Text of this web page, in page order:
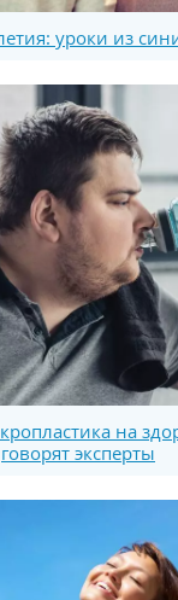
уроки из
на
говорят эксперты